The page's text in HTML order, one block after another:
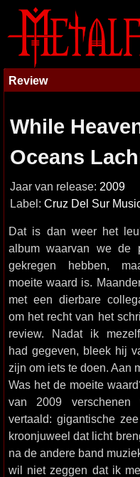
Review
While
Oceans
Jaar van release: 2009
Label: Cruz Del Sur
Dat is dan weer het
album waarvan we de
gekregen hebben,
moeite waard is.
met een dierbare
om het recht van het
review. Nadat ik
had gegeven, bleek hij
zijn om iets te doen. Aan
Was het de moeite
van 2009 verschenen
vertaald: gigantische
kroonjuweel dat licht
na de andere band
wil niet zeggen dat ik